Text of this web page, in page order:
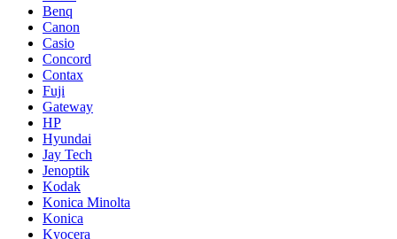
Benq
Canon
Casio
Concord
Contax
Fuji
Gateway
HP
Hyundai
Jay Tech
Jenoptik
Kodak
Konica Minolta
Konica
Kyocera